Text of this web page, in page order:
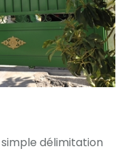
délimitation